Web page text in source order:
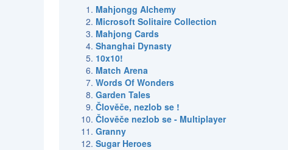
Mahjongg Alchemy
Microsoft Solitaire Collection
Mahjong Cards
Shanghai Dynasty
10x10!
Match Arena
Words Of Wonders
Garden Tales
Člověče, nezlob se !
Člověče nezlob se - Multiplayer
Granny
Sugar Heroes